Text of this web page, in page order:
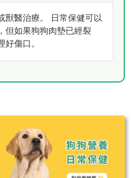
獸醫治療。 日常保健可以
但如果狗狗肉墊已經裂
好傷口。